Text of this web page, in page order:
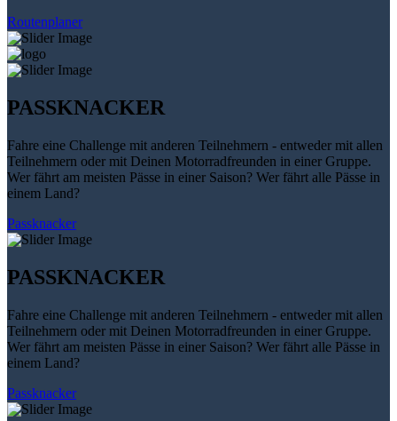
Routenplaner
PASSKNACKER
Fahre eine Challenge mit anderen Teilnehmern - entweder mit allen
Teilnehmern oder mit Deinen Motorradfreunden in einer Gruppe.
Wer fährt am meisten Pässe in einer Saison? Wer fährt alle Pässe in
einem Land?
Passknacker
PASSKNACKER
Fahre eine Challenge mit anderen Teilnehmern - entweder mit allen
Teilnehmern oder mit Deinen Motorradfreunden in einer Gruppe.
Wer fährt am meisten Pässe in einer Saison? Wer fährt alle Pässe in
einem Land?
Passknacker